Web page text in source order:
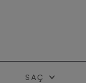
SAÇ